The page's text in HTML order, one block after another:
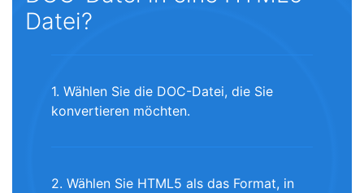
Datei?
1. Wählen Sie die DOC-Datei, die Sie
konvertieren möchten.
2. Wählen Sie HTML5 als das Format, in